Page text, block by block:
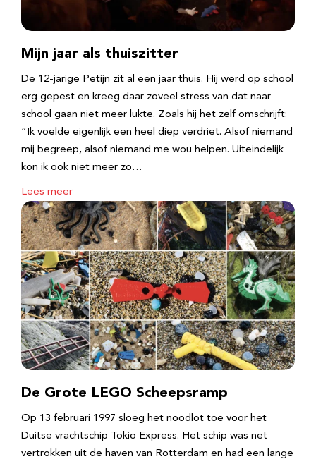
Mijn jaar als thuiszitter
De 12-jarige Petijn zit al een jaar thuis. Hij werd op school
erg gepest en kreeg daar zoveel stress van dat naar
school gaan niet meer lukte. Zoals hij het zelf omschrijft:
“Ik voelde eigenlijk een heel diep verdriet. Alsof niemand
mij begreep, alsof niemand me wou helpen. Uiteindelijk
kon ik ook niet meer zo…
Lees meer
De Grote LEGO Scheepsramp
Op 13 februari 1997 sloeg het noodlot toe voor het
Duitse vrachtschip Tokio Express. Het schip was net
vertrokken uit de haven van Rotterdam en had een lange